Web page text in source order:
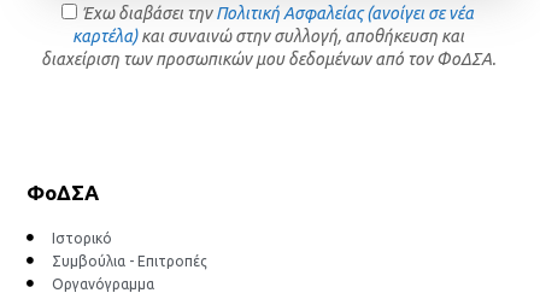
Έχω διαβάσει τηνΠολιτική Ασφαλείας (ανοίγει σε νέα
καρτέλα)και συναινώ στην συλλογή, αποθήκευση και
διαχείριση των προσωπικών μου δεδομένων από τον ΦοΔΣΑ.
ΦοΔΣΑ
Ιστορικό
Συμβούλια - Επιτροπές
Οργανόγραμμα